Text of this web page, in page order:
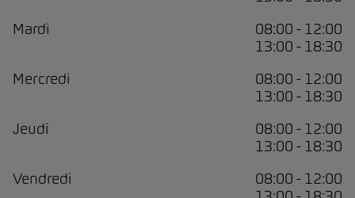
Mardi
08:00 - 12:00
13:00 - 18:30
Mercredi
08:00 - 12:00
13:00 - 18:30
Jeudi
08:00 - 12:00
13:00 - 18:30
Vendredi
08:00 - 12:00